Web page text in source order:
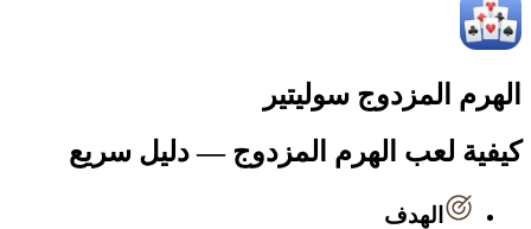
الهرم المزدوج سوليتير
كيفية لعب الهرم المزدوج — دليل سريع
الهدف